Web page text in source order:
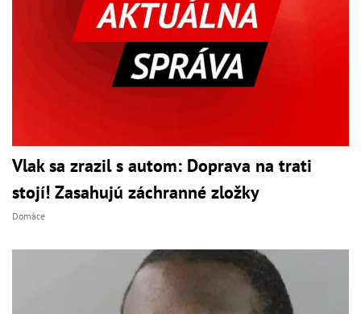
Vlak sa zrazil s autom: Doprava na trati
stojí! Zasahujú záchranné zložky
Domáce